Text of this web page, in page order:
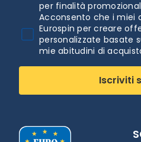
per finalità
Acconsento che i miei
Eurospin per creare
personalizzate basate
mie abitudini di
Iscriviti